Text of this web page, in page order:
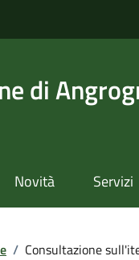
di
Novità Servizi
/ Consultazione